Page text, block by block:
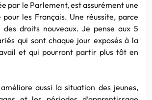
par le Parlement, est assurément une
pour les Français. Une réussite, parce
des droits nouveaux. Je pense aux 5
qui sont chaque jour exposés à la
et qui pourront partir plus tôt en
aussi la situation des jeunes,